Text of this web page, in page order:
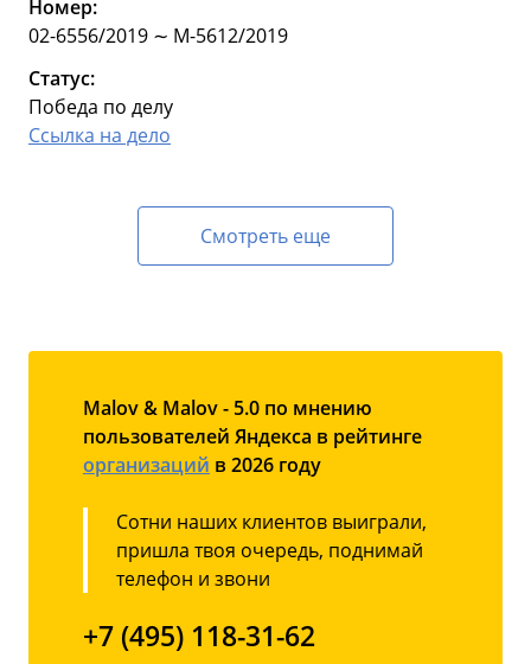
Номер:
02-6556/2019 ∼ М-5612/2019
Статус:
Победа по делу
Ссылка на дело
Смотреть еще
Malov & Malov - 5.0 по мнению
пользователей Яндекса в рейтинге
организаций в 2026 году
Сотни наших клиентов выиграли,
пришла твоя очередь, поднимай
телефон и звони
+7 (495) 118-31-62